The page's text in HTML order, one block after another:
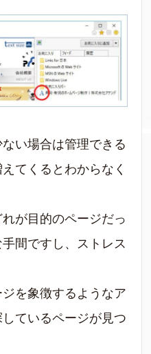
い場合は管理できる
てくるとわからなく
が目的のページだっ
間ですし、ストレス
を象徴するようなア
ているページが見つ